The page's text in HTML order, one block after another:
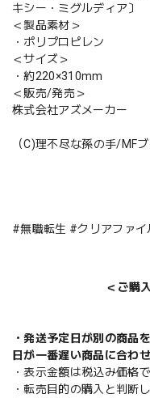
キシー・ミグルディア〕
＜製品素材＞
・ポリプロピレン
＜サイズ＞
・約220×310mm
＜販売/発売＞
株式会社アズメーカー
（C)理不尽な孫の手/MF
#無職転生 #クリアファ
＜ご購
・発送予定日が別の商品
日が一番遅い商品に合わ
・表示金額は税込み価格で
・転売目的の購入と判断